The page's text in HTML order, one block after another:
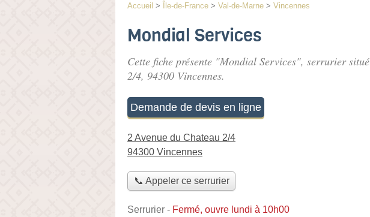
Accueil > Île-de-France > Val-de-Marne > Vincennes
Mondial Services
Cette fiche présente "Mondial Services", serrurier situé
2/4, 94300 Vincennes.
Demande de devis en ligne
2 Avenue du Chateau 2/4
94300 Vincennes
📞 Appeler ce serrurier
Serrurier - Fermé, ouvre lundi à 10h00